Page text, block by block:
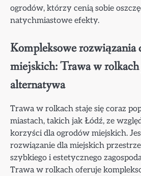
ogrodów, którzy cenią sobie
natychmiastowe efekty.
Kompleksowe rozwiązania
miejskich: Trawa w
alternatywa
Trawa w rolkach staje się coraz
miastach, takich jak Łódź, ze
korzyści dla ogrodów miejskich.
rozwiązanie dla miejskich
szybkiego i estetycznego
Trawa w rolkach oferuje